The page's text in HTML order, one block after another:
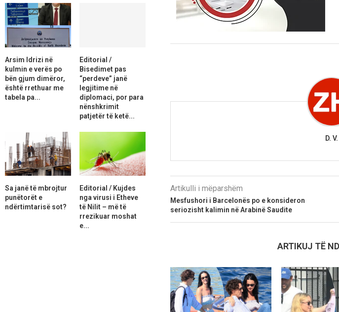
D. V.
Artikulli i mëparshëm
Mesfushori i Barcelonës po e konsideron
seriozisht kalimin në Arabinë Saudite
ARTIKUJ TË
Arsim Idrizi në
kulmin e verës po
bën gjum dimëror,
është rrethuar me
tabela pa...
Editorial /
Bisedimet pas
“perdeve” janë
legjitime në
diplomaci, por para
nënshkrimit
patjetër të ketë...
Sa janë të mbrojtur
punëtorët e
ndërtimtarisë sot?
Editorial / Kujdes
nga virusi i Etheve
të Nilit – më të
rrezikuar moshat
e...